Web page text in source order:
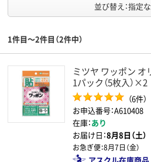
並び替え：指定
1件目～2件目（2件中）
ミツヤ ワッポン オ
1パック（5枚入）×2
（6件）
お申込番号：A610408
在庫：あり
お届け日：8月8日（土）
お急ぎ便：8月7日（金）
アスクル在庫商品